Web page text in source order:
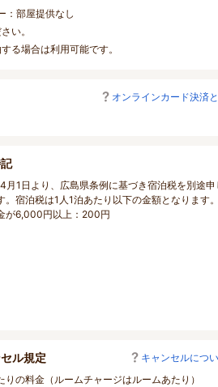
部屋提供なし
い。
る場合は利用可能です。
オンラインカード決済
月1日より、広島県条例に基づき宿泊税を別途申
。宿泊税は1人1泊あたり以下の金額となります
が6,000円以上：200円
ル規定
キャンセルにつ
りの料金（ルームチャージはルームあたり）